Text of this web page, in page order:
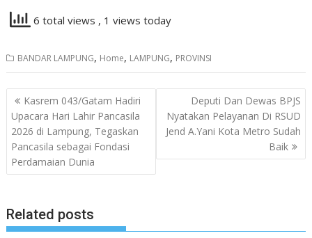
6 total views , 1 views today
BANDAR LAMPUNG, Home, LAMPUNG, PROVINSI
Navigasi
pos
Kasrem 043/Gatam Hadiri
Upacara Hari Lahir Pancasila
2026 di Lampung, Tegaskan
Pancasila sebagai Fondasi
Perdamaian Dunia
Deputi Dan Dewas BPJS
Nyatakan Pelayanan Di RSUD
Jend A.Yani Kota Metro Sudah
Baik
Related posts